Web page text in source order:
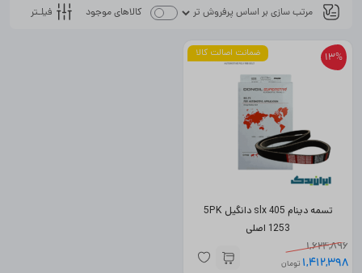
فیلـتر کالاهای موجود
ضمانت اصالت کالا 13%
تسمه دینام 405 slx دانگیل 5PK
1253 اصلی
1,624,896
1,412,398 تومان